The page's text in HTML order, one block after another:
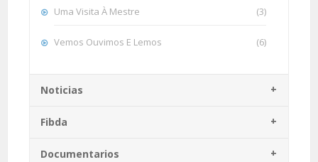
Uma Visita À Mestre (3)
Vemos Ouvimos E Lemos (6)
Noticias
Fibda
Documentarios